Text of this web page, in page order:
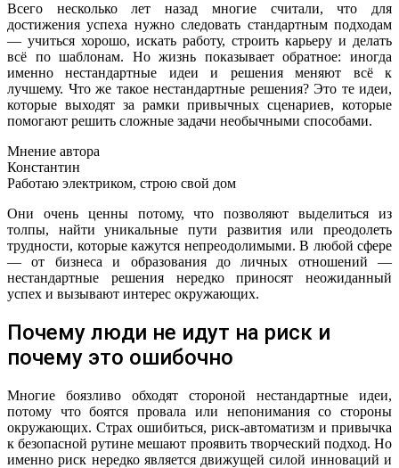
Всего несколько лет назад многие считали, что для
достижения успеха нужно следовать стандартным подходам
— учиться хорошо, искать работу, строить карьеру и делать
всё по шаблонам. Но жизнь показывает обратное: иногда
именно нестандартные идеи и решения меняют всё к
лучшему. Что же такое нестандартные решения? Это те идеи,
которые выходят за рамки привычных сценариев, которые
помогают решить сложные задачи необычными способами.
Мнение автора
Константин
Работаю электриком, строю свой дом
Они очень ценны потому, что позволяют выделиться из
толпы, найти уникальные пути развития или преодолеть
трудности, которые кажутся непреодолимыми. В любой сфере
— от бизнеса и образования до личных отношений —
нестандартные решения нередко приносят неожиданный
успех и вызывают интерес окружающих.
Почему люди не идут на риск и
почему это ошибочно
Многие боязливо обходят стороной нестандартные идеи,
потому что боятся провала или непонимания со стороны
окружающих. Страх ошибиться, риск-автоматизм и привычка
к безопасной рутине мешают проявить творческий подход. Но
именно риск нередко является движущей силой инноваций и